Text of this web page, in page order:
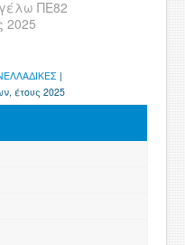
ΠΕ82
2025
|
έτους 2025